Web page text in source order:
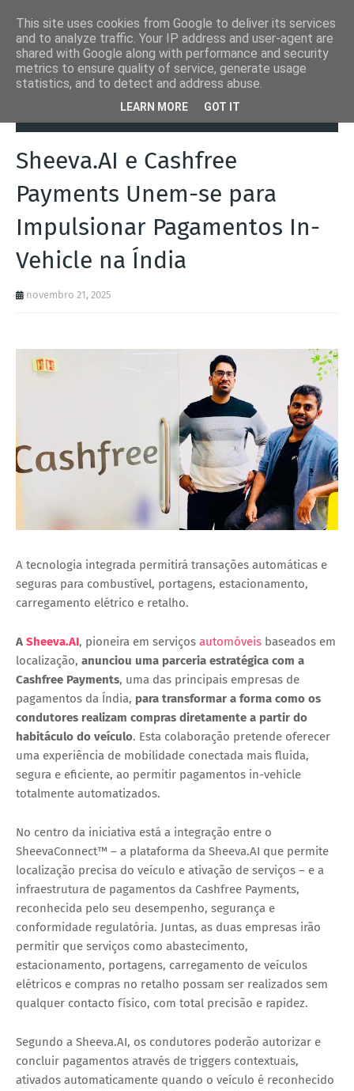
Autoads.pt
Sheeva.AI e Cashfree Payments Unem-se
Sheeva.AI e Cashfree
Payments Unem-se para
Impulsionar Pagamentos In-
Vehicle na Índia
novembro 21, 2025
A tecnologia integrada permitirá transações automáticas e
seguras para combustível, portagens, estacionamento,
carregamento elétrico e retalho.
A Sheeva.AI, pioneira em serviços automóveis baseados em
localização, anunciou uma parceria estratégica com a
Cashfree Payments, uma das principais empresas de
pagamentos da Índia, para transformar a forma como os
condutores realizam compras diretamente a partir do
habitáculo do veículo. Esta colaboração pretende oferecer
uma experiência de mobilidade conectada mais fluida,
segura e eficiente, ao permitir pagamentos in-vehicle
totalmente automatizados.
No centro da iniciativa está a integração entre o
SheevaConnect™ – a plataforma da Sheeva.AI que permite
localização precisa do veículo e ativação de serviços – e a
infraestrutura de pagamentos da Cashfree Payments,
reconhecida pelo seu desempenho, segurança e
conformidade regulatória. Juntas, as duas empresas irão
permitir que serviços como abastecimento,
estacionamento, portagens, carregamento de veículos
elétricos e compras no retalho possam ser realizados sem
qualquer contacto físico, com total precisão e rapidez.
Segundo a Sheeva.AI, os condutores poderão autorizar e
concluir pagamentos através de triggers contextuais,
ativados automaticamente quando o veículo é reconhecido
This site uses cookies from Google to deliver its services
and to analyze traffic. Your IP address and user-agent are
shared with Google along with performance and security
metrics to ensure quality of service, generate usage
statistics, and to detect and address abuse.
LEARN MORE GOT IT